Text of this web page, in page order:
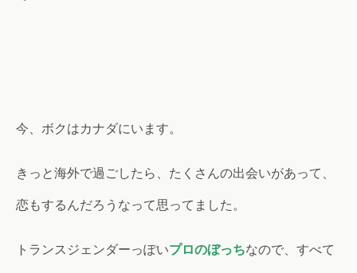
今、ボクはカナダにいます。
きっと海外で過ごしたら、たくさんの出会いがあって、
恋もするんだろうなって思ってました。
トランスジェンダーっぽいプロのぼっちなので、すべて